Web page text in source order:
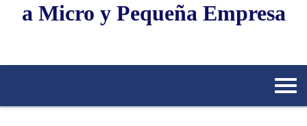
a Micro y Pequeña Empresa